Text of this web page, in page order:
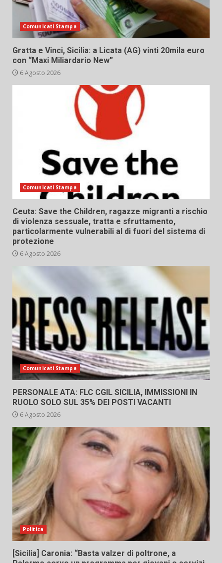
Comunicati Stampa
Gratta e Vinci, Sicilia: a Licata (AG) vinti 20mila euro
con “Maxi Miliardario New”
6 Agosto 2026
Comunicati Stampa
Ceuta: Save the Children, ragazze migranti a rischio
di violenza sessuale, tratta e sfruttamento,
particolarmente vulnerabili al di fuori del sistema di
protezione
6 Agosto 2026
Comunicati Stampa
PERSONALE ATA: FLC CGIL SICILIA, IMMISSIONI IN
RUOLO SOLO SUL 35% DEI POSTI VACANTI
6 Agosto 2026
Politica
[Sicilia] Caronia: “Basta valzer di poltrone, a